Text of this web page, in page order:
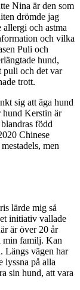
Nina är den som
drömde jag
och astma
och vilka
Puli och
hund,
puli och det var
trott.
sig att äga hund
hund Kerstin är
född
Chinese
men
lärde mig så
initiativ vallade
är över 20 år
min familj. Kan
Längs vägen har
lyssna på alla
sin hund, att vara